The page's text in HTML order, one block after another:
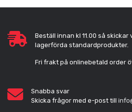
Beställ innan kl 11.00 så skickar
lagerförda standardprodukter.
Fri frakt på onlinebetald order
Snabba svar
Skicka frågor med e-post till